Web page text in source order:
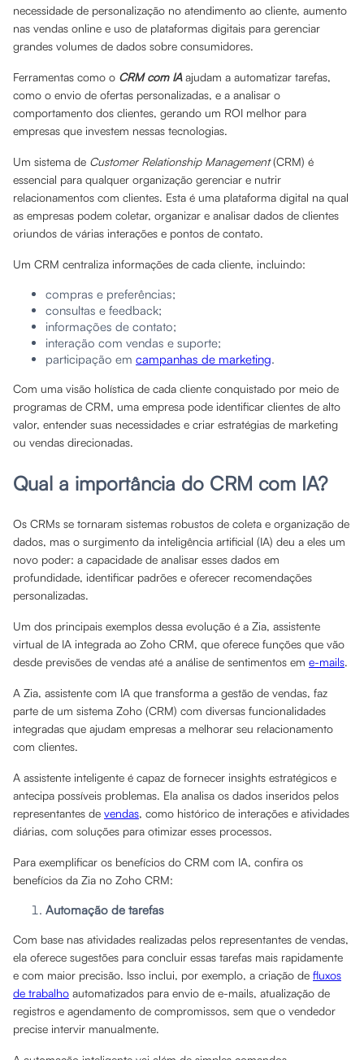
necessidade de personalização no atendimento ao cliente, aumento
nas vendas online e uso de plataformas digitais para gerenciar
grandes volumes de dados sobre consumidores.
Ferramentas como o CRM com IAajudam a automatizar tarefas,
como o envio de ofertas personalizadas, e a analisar o
comportamento dos clientes, gerando um ROI melhor para
empresas que investem nessas tecnologias.
Um sistema de Customer Relationship Management(CRM) é
essencial para qualquer organização gerenciar e nutrir
relacionamentos com clientes. Esta é uma plataforma digital na qual
as empresas podem coletar, organizar e analisar dados de clientes
oriundos de várias interações e pontos de contato.
Um CRM centraliza informações de cada cliente, incluindo:
compras e preferências;
consultas e feedback;
informações de contato;
interação com vendas e suporte;
participação em campanhas de marketing.
Com uma visão holística de cada cliente conquistado por meio de
programas de CRM, uma empresa pode identificar clientes de alto
valor, entender suas necessidades e criar estratégias de marketing
ou vendas direcionadas.
Qual a importância do CRM com IA?
Os CRMs se tornaram sistemas robustos de coleta e organização de
dados, mas o surgimento da inteligência artificial (IA) deu a eles um
novo poder: a capacidade de analisar esses dados em
profundidade, identificar padrões e oferecer recomendações
personalizadas.
Um dos principais exemplos dessa evolução é a Zia, assistente
virtual de IA integrada ao Zoho CRM, que oferece funções que vão
desde previsões de vendas até a análise de sentimentos em e-mails.
A Zia, assistente com IA que transforma a gestão de vendas, faz
parte de um sistema Zoho (CRM) com diversas funcionalidades
integradas que ajudam empresas a melhorar seu relacionamento
com clientes.
A assistente inteligente é capaz de fornecer insights estratégicos e
antecipa possíveis problemas. Ela analisa os dados inseridos pelos
representantes de vendas, como histórico de interações e atividades
diárias, com soluções para otimizar esses processos.
Para exemplificar os benefícios do CRM com IA, confira os
benefícios da Zia no Zoho CRM:
Automação de tarefas
Com base nas atividades realizadas pelos representantes de vendas,
ela oferece sugestões para concluir essas tarefas mais rapidamente
e com maior precisão. Isso inclui, por exemplo, a criação de fluxos
de trabalho automatizados para envio de e-mails, atualização de
registros e agendamento de compromissos, sem que o vendedor
precise intervir manualmente.